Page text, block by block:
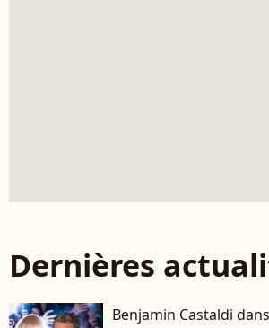
Dernières
Benjamin Castaldi